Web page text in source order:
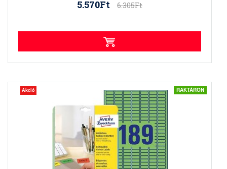
5.570Ft 6.305Ft
Akció RAKTÁRON